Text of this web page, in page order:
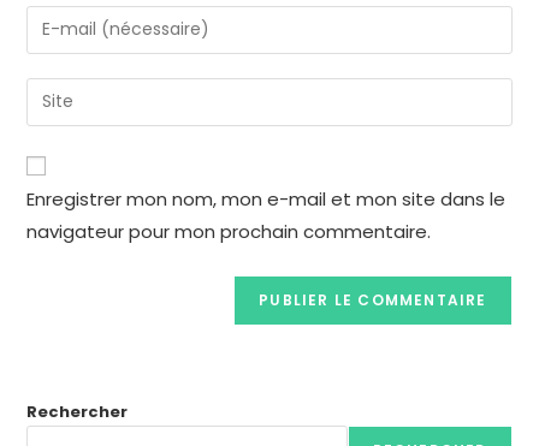
Enregistrer mon nom, mon e-mail et mon site dans le
navigateur pour mon prochain commentaire.
Rechercher